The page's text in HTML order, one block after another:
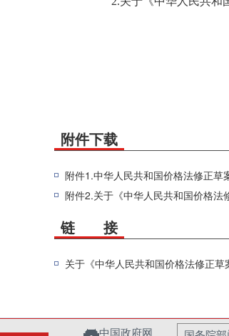
附件下载
附件1.中华人民共和国价格法修正草
附件2.关于《中华人民共和国价格
链 接
关于《中华人民共和国价格法修正
中国政府网